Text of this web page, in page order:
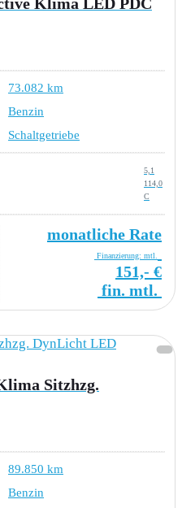
73.082 km
Benzin
Schaltgetriebe
5,1
114,0
C
monatliche Rate
Finanzierung: mtl.
151,- €
fin. mtl.
Sitzhzg.
89.850 km
Benzin